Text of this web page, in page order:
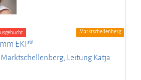
Marktschellenberg
EKP®
Leitung Katja